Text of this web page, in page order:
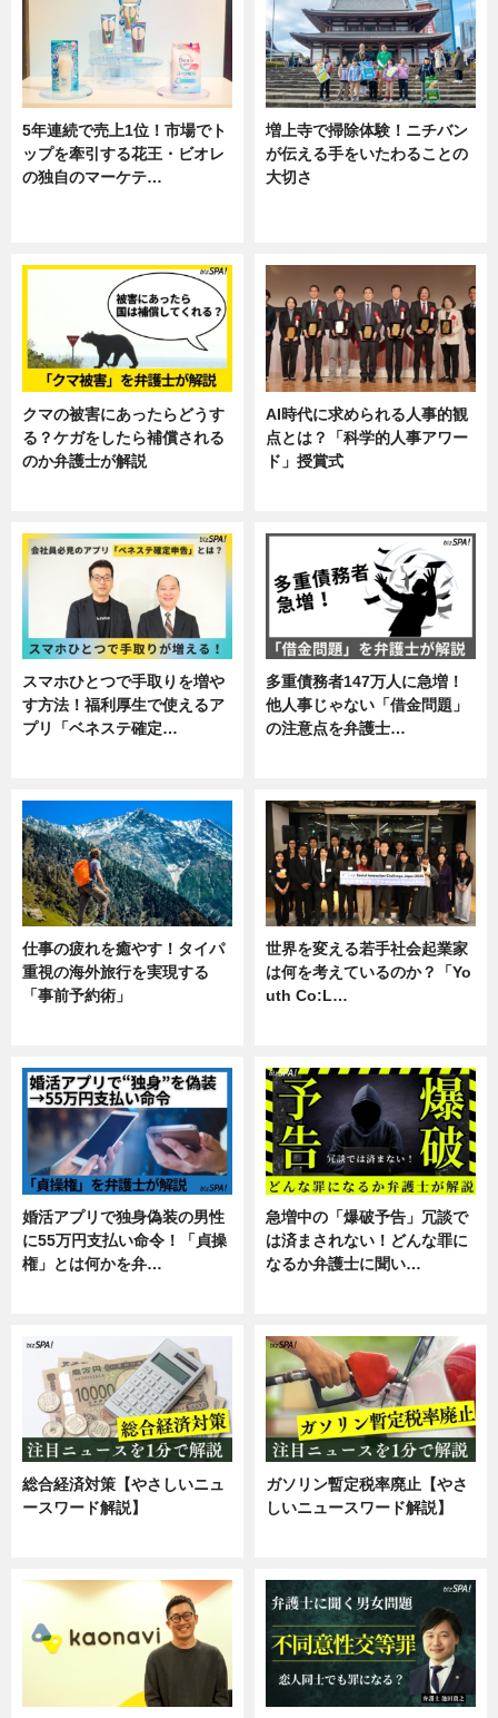
5年連続で売上1位！市場でト
ップを牽引する花王・ビオレ
の独自のマーケテ…
増上寺で掃除体験！ニチバン
が伝える手をいたわることの
大切さ
クマの被害にあったらどうす
る？ケガをしたら補償される
のか弁護士が解説
AI時代に求められる人事的観
点とは？「科学的人事アワー
ド」授賞式
スマホひとつで手取りを増や
す方法！福利厚生で使えるア
プリ「ベネステ確定…
多重債務者147万人に急増！
他人事じゃない「借金問題」
の注意点を弁護士…
仕事の疲れを癒やす！タイパ
重視の海外旅行を実現する
「事前予約術」
世界を変える若手社会起業家
は何を考えているのか？「Yo
uth Co:L…
婚活アプリで独身偽装の男性
に55万円支払い命令！「貞操
権」とは何かを弁…
急増中の「爆破予告」冗談で
は済まされない！どんな罪に
なるか弁護士に聞い…
総合経済対策【やさしいニュ
ースワード解説】
ガソリン暫定税率廃止【やさ
しいニュースワード解説】